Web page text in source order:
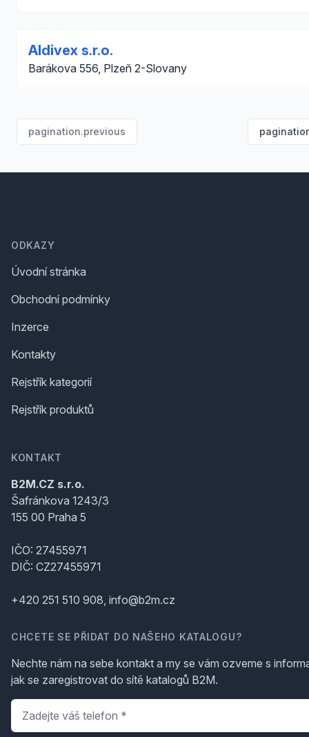
Aldivex s.r.o.
Barákova 556, Plzeň 2-Slovany
pagination.previous
ODKAZY
Úvodní stránka
Obchodní podmínky
Inzerce
Kontakty
Rejstřík kategorií
Rejstřík produktů
KONTAKT
B2M.CZ s.r.o.
Šafránkova 1243/3
155 00 Praha 5
IČO: 27455971
DIČ: CZ27455971
+420 251 510 908, info@b2m.cz
CHCETE SE PŘIDAT DO NAŠEHO KATALOGU?
Nechte nám na sebe kontakt a my se vám ozveme s
jak se zaregistrovat do sítě katalogů B2M.
Telefon